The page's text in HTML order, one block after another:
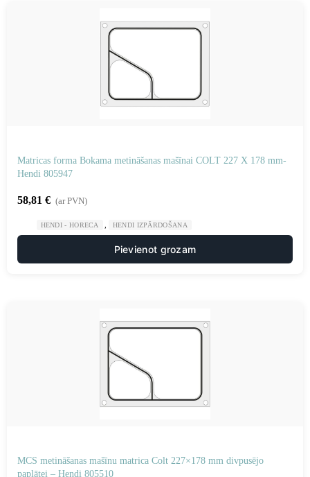
Matricas forma Bokama metināšanas mašīnai COLT 227 X 178 mm-
Hendi 805947
58,81 € (ar PVN)
HENDI - HORECA HENDI IZPĀRDOŠANA
Pievienot grozam
MCS metināšanas mašīnu matrica Colt 227×178 mm divpusējo
paplātei – Hendi 805510